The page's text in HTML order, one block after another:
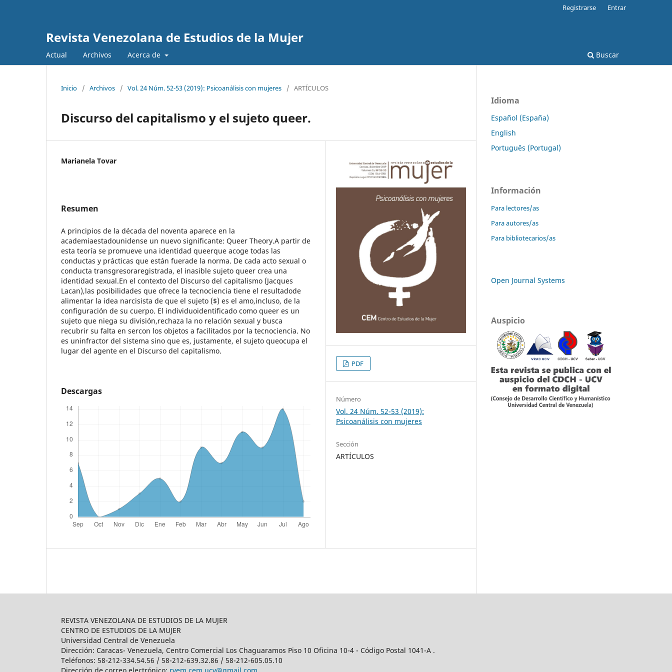
Revista Venezolana de Estudios de la Mujer
Actual Archivos Acerca de Buscar
Registrarse Entrar
Inicio / Archivos / Vol. 24 Núm. 52-53 (2019): Psicoanálisis con mujeres / ARTÍCULOS
Discurso del capitalismo y el sujeto queer.
Marianela Tovar
Resumen
A principios de la década del noventa aparece en la
academiaestadounidense un nuevo significante: Queer Theory.A partir de
esta teoría se promueve una identidad queerque acoge todas las
conductas y prácticas que están fuerade la norma. De cada acto sexual o
conducta transgresoraregistrada, el inasible sujeto queer crea una
identidad sexual.En el contexto del Discurso del capitalismo (Jacques
Lacan),las posibilidades que ofrece la tecnociencia tiene el resultadode
alimentar la idea narcisista de que el sujeto ($) es el amo,incluso, de la
configuración de su cuerpo. El individuoidentificado como queer es un
sujeto que niega su división,rechaza la no relación sexual y busca
recubrir su falta en sercon los objetos a facilitados por la tecnociencia. No
es uninfractor del sistema sino que es, justamente, el sujeto queocupa el
lugar del agente en el Discurso del capitalismo.
Descargas
PDF
Número
Vol. 24 Núm. 52-53 (2019):
Psicoanálisis con mujeres
Sección
ARTÍCULOS
Idioma
Español (España)
English
Português (Portugal)
Información
Para lectores/as
Para autores/as
Para bibliotecarios/as
Open Journal Systems
Auspicio
REVISTA VENEZOLANA DE ESTUDIOS DE LA MUJER
CENTRO DE ESTUDIOS DE LA MUJER
Universidad Central de Venezuela
Dirección: Caracas- Venezuela, Centro Comercial Los Chaguaramos Piso 10 Oficina 10-4 - Código Postal 1041-A .
Teléfonos: 58-212-334.54.56 / 58-212-639.32.86 / 58-212-605.05.10